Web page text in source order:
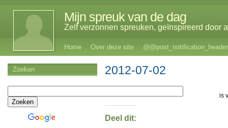
Mijn spreuk van de dag
Zelf verzonnen spreuken, geïnspireerd door
Home Over deze site @@post_notification_header
2012-07-02
is
Deel dit:
Zoeken